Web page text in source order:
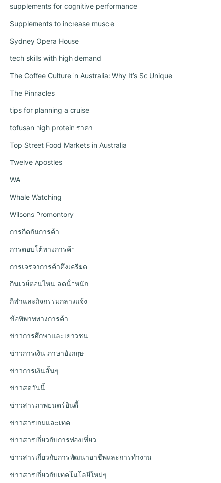
supplements for cognitive performance
Supplements to increase muscle
Sydney Opera House
tech skills with high demand
The Coffee Culture in Australia: Why It’s So Unique
The Pinnacles
tips for planning a cruise
tofusan high protein ราคา
Top Street Food Markets in Australia
Twelve Apostles
WA
Whale Watching
Wilsons Promontory
การกีดกันการค้า
การตอบโต้ทางการค้า
การเจรจาการค้าตึงเครียด
กินเวย์ตอนไหน ลดน้ําหนัก
กีฬาและกิจกรรมกลางแจ้ง
ข้อพิพาททางการค้า
ข่าวการศึกษาและเยาวชน
ข่าวการเงิน ภาษาอังกฤษ
ข่าวการเงินสั้นๆ
ข่าวสดวันนี้
ข่าวสารภาพยนตร์อินดี้
ข่าวสารเกมและเทค
ข่าวสารเกี่ยวกับการท่องเที่ยว
ข่าวสารเกี่ยวกับการพัฒนาอาชีพและการทำงาน
ข่าวสารเกี่ยวกับเทคโนโลยีใหม่ๆ